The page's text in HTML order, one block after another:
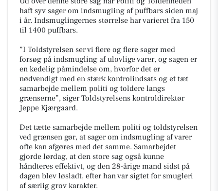
haft syv sager om indsmugling af puffbars siden maj
i år. Indsmuglingernes størrelse har varieret fra 150
til 1400 puffbars.
”I Toldstyrelsen ser vi flere og flere sager med
forsøg på indsmugling af ulovlige varer, og sagen er
en kedelig påmindelse om, hvorfor det er
nødvendigt med en stærk kontrolindsats og et tæt
samarbejde mellem politi og toldere langs
grænserne”, siger Toldstyrelsens kontroldirektør
Jeppe Kjærgaard.
Det tætte samarbejde mellem politi og toldstyrelsen
ved grænsen gør, at sager om indsmugling af varer
ofte kan afgøres med det samme. Samarbejdet
gjorde lørdag, at den store sag også kunne
håndteres effektivt, og den 28-årige mand sidst på
dagen blev løsladt, efter han var sigtet for smugleri
af særlig grov karakter.